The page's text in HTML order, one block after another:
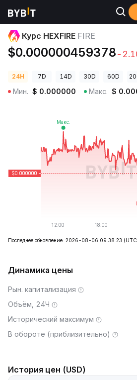
Цены криптовалют Курс HEXFIRE FIRE
Курс HEXFIRE FIRE
$0.000000459378-
24H 7D 14D 30D 60D
Мин. $ 0.000000 Макс. $
Последнее обновление: 2026-08-06 09:38:23
Динамика цены
Рын. капитализация
Объём, 24Ч
Исторический максимум
В обороте (приблизительно)
История цен (USD)